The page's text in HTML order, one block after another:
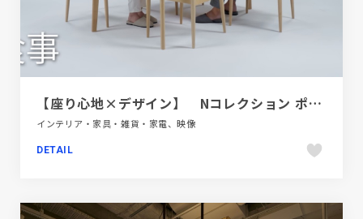
【座り心地×デザイン】 Nコレクション ポケットコイルチェア
インテリア・家具・雑貨・家電、映像
DETAIL